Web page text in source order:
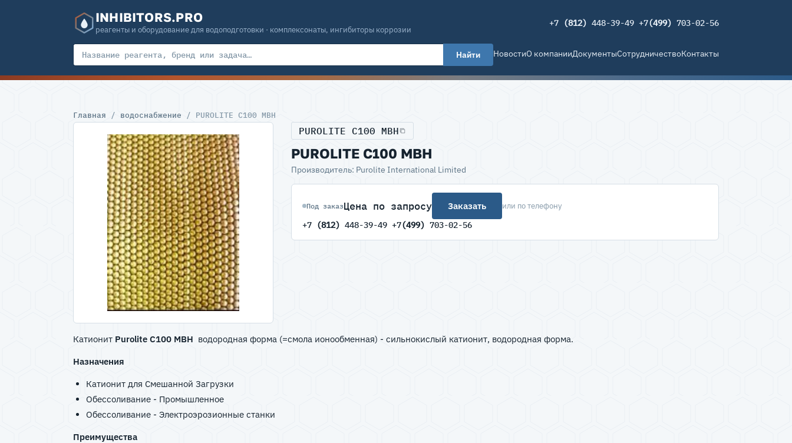
INHIBITORS.PRO
реагенты и оборудование для водоподготовки · комплексонаты, ингибиторы коррозии
+7 (812) 448-39-49 +7(499) 703-02-56
Найти НовостиО компанииДокументыСотрудничествоКонтакты
Главная / водоснабжение / PUROLITE C100 МВН
PUROLITE C100 МВН
PUROLITE C100 МВН
Производитель: Purolite International Limited
Под заказЦена по запросу Заказать или по телефону
+7 (812) 448-39-49 +7(499) 703-02-56
Катионит Purolite C100 МВН водородная форма (=смола ионообменная) - сильнокислый катионит, водородная форма.
Назначения
Катионит для Смешанной Загрузки
Обессоливание - Промышленное
Обессоливание - Электроэрозионные станки
Преимущества